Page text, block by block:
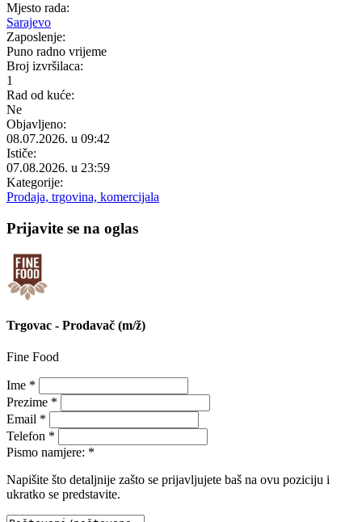
Mjesto rada:
Sarajevo
Zaposlenje:
Puno radno vrijeme
Broj izvršilaca:
1
Rad od kuće:
Ne
Objavljeno:
08.07.2026. u 09:42
Ističe:
07.08.2026. u 23:59
Kategorije:
Prodaja, trgovina, komercijala
Prijavite se na oglas
Trgovac - Prodavač (m/ž)
Fine Food
Ime *
Prezime *
Email *
Telefon *
Pismo namjere: *
Napišite što detaljnije zašto se prijavljujete baš na ovu poziciju i
ukratko se predstavite.